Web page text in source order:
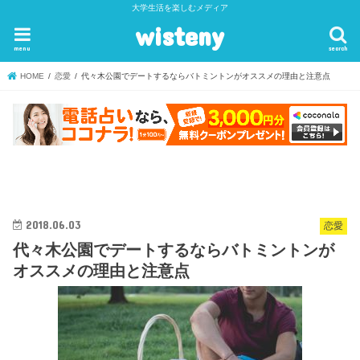
大学生活を楽しむメディア
wisteny search
menu
HOME 恋愛 代々木公園でデートするならバトミントンがオススメの理由と注意点
恋愛
2018.06.03
代々木公園でデートするならバトミントンが
オススメの理由と注意点